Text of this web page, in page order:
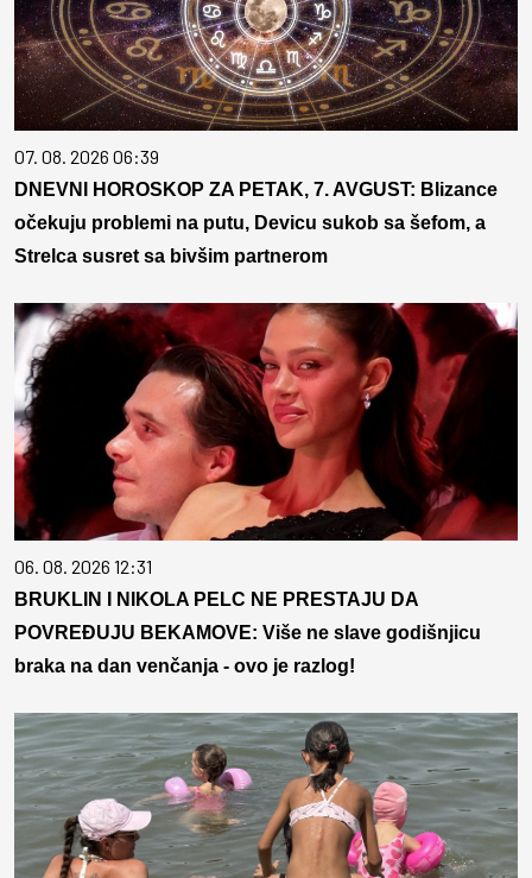
07. 08. 2026 06:39
DNEVNI HOROSKOP ZA PETAK, 7. AVGUST: Blizance
očekuju problemi na putu, Devicu sukob sa šefom, a
Strelca susret sa bivšim partnerom
06. 08. 2026 12:31
BRUKLIN I NIKOLA PELC NE PRESTAJU DA
POVREĐUJU BEKAMOVE: Više ne slave godišnjicu
braka na dan venčanja - ovo je razlog!